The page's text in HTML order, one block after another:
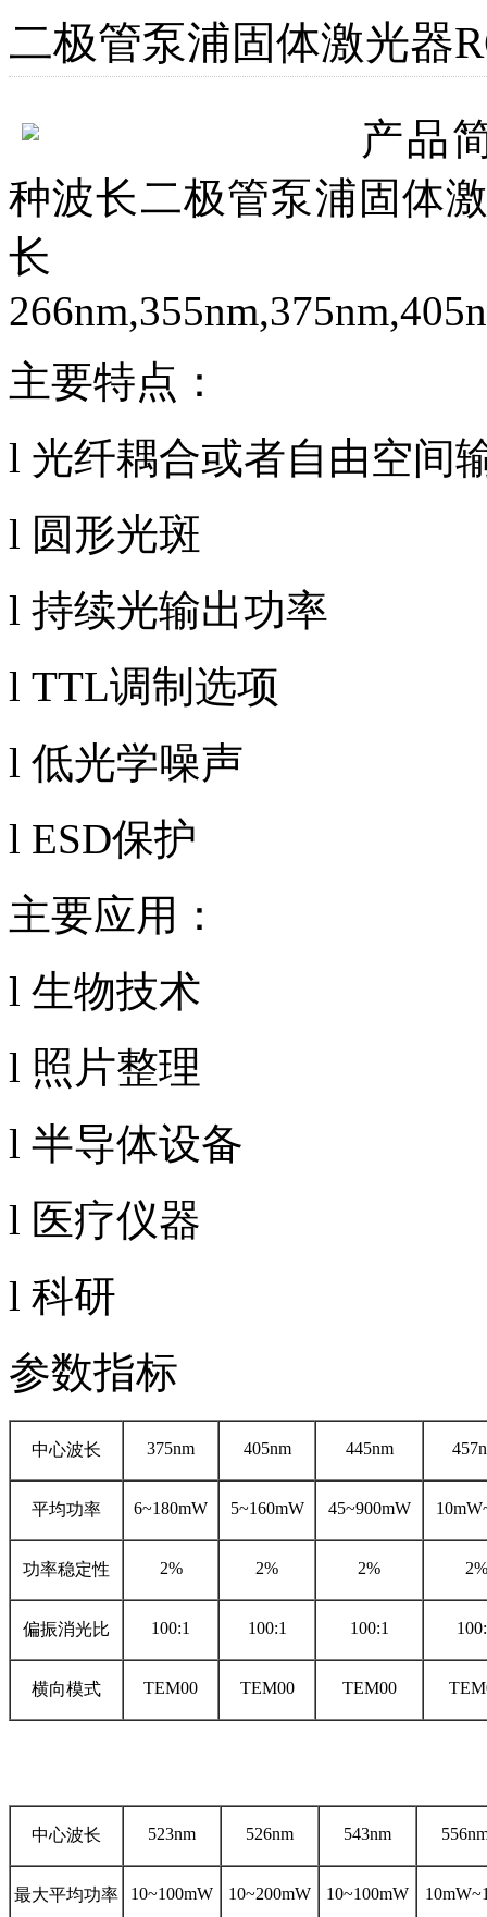
二极管泵浦固体激光器
产品
种波长二极管泵浦固体
主要特点：
l 光纤耦合或者自由空间
l 圆形光斑
l 持续光输出功率
l TTL调制选项
l 低光学噪声
l ESD保护
主要应用：
l 生物技术
l 照片整理
l 半导体设备
l 医疗仪器
l 科研
参数指标
中心波长 375nm 405nm 445nm
平均功率 6~180mW 5~160mW 45~900mW
功率稳定性 2% 2% 2% 2%
偏振消光比 100:1 100:1 100:1
横向模式 TEM00 TEM00 TEM00
中心波长 523nm 526nm 543nm
最大平均功率 10~100mW 10~200mW 10~100mW